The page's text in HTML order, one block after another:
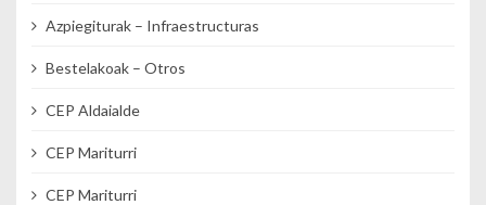
Azpiegiturak – Infraestructuras
Bestelakoak – Otros
CEP Aldaialde
CEP Mariturri
CEP Mariturri